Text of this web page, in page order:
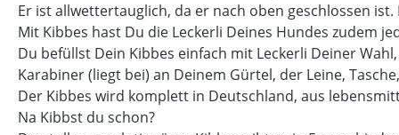
Er ist allwettertauglich, da er nach oben geschlossen
Mit Kibbes hast Du die Leckerli Deines Hundes zudem
Du befüllst Dein Kibbes einfach mit Leckerli Deiner
Karabiner (liegt bei) an Deinem Gürtel, der Leine,
Der Kibbes wird komplett in Deutschland, aus
Na Kibbst du schon?